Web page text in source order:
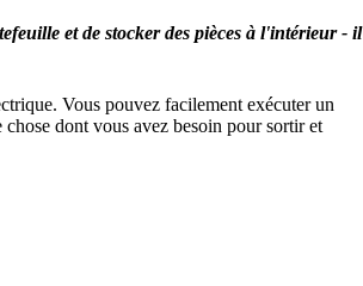
et de stocker des pièces à l'intérieur - il
Vous pouvez facilement exécuter un
dont vous avez besoin pour sortir et